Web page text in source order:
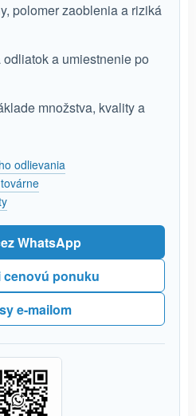
polomer zaoblenia a riziká
a umiestnenie po
množstva, kvality a
odlievania
WhatsApp
cenovú ponuku
e-mailom